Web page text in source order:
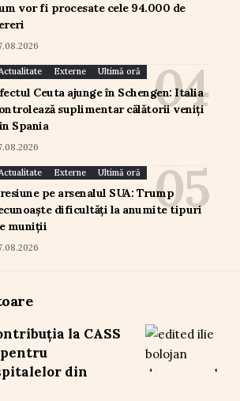
vor fi procesate cele 94.000 de
Externe Ultimă oră
Ceuta ajunge în Schengen: Italia
suplimentar călătorii veniți
Spania
Externe Ultimă oră
pe arsenalul SUA: Trump
dificultăți la anumite tipuri
muniții
la CASS
din